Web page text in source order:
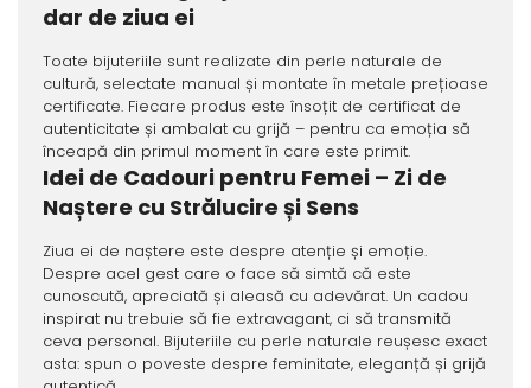
dar de ziua ei
Toate bijuteriile sunt realizate din perle naturale de
cultură, selectate manual și montate în metale prețioase
certificate. Fiecare produs este însoțit de certificat de
autenticitate și ambalat cu grijă – pentru ca emoția să
înceapă din primul moment în care este primit.
Idei de Cadouri pentru Femei – Zi de
Naștere cu Strălucire și Sens
Ziua ei de naștere este despre atenție și emoție.
Despre acel gest care o face să simtă că este
cunoscută, apreciată și aleasă cu adevărat. Un cadou
inspirat nu trebuie să fie extravagant, ci să transmită
ceva personal. Bijuteriile cu perle naturale reușesc exact
asta: spun o poveste despre feminitate, eleganță și grijă